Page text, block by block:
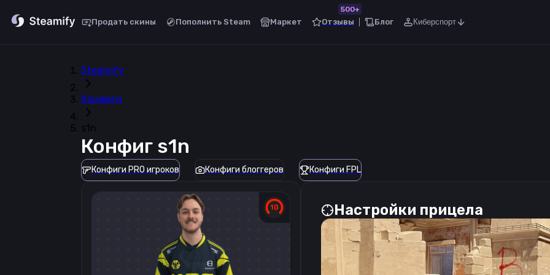
Продать скины Пополнить Steam Маркет Отзывы
500+
Блог Киберспорт
Steamify
Конфиги
s1n
Конфиг s1n
Конфиги PRO игроков Конфиги блоггеров Конфиги FPL
Настройки прицела